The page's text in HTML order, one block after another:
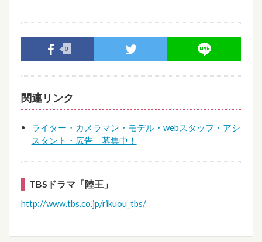
0
関連リンク
ライター・カメラマン・モデル・webスタッフ・アシ
スタント・広告 募集中！
TBSドラマ「陸王」
http://www.tbs.co.jp/rikuou_tbs/